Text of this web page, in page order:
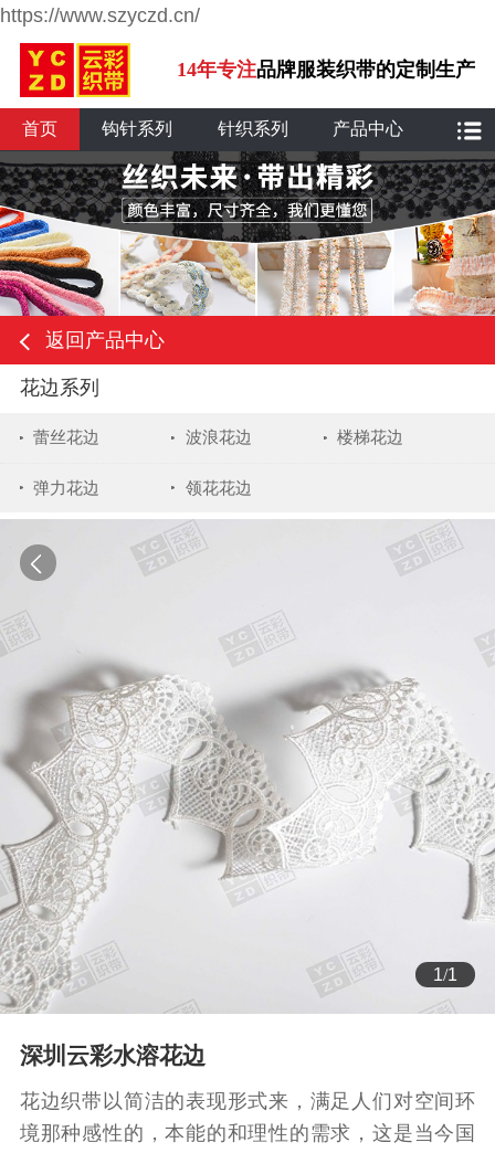
https://www.szyczd.cn/
14年专注品牌服装织带的定制生产
首页 钩针系列 针织系列 产品中心
返回产品中心
花边系列
蕾丝花边 波浪花边 楼梯花边
弹力花边 领花花边
1/1
深圳云彩水溶花边
花边织带以简洁的表现形式来，满足人们对空间环
境那种感性的，本能的和理性的需求，这是当今国